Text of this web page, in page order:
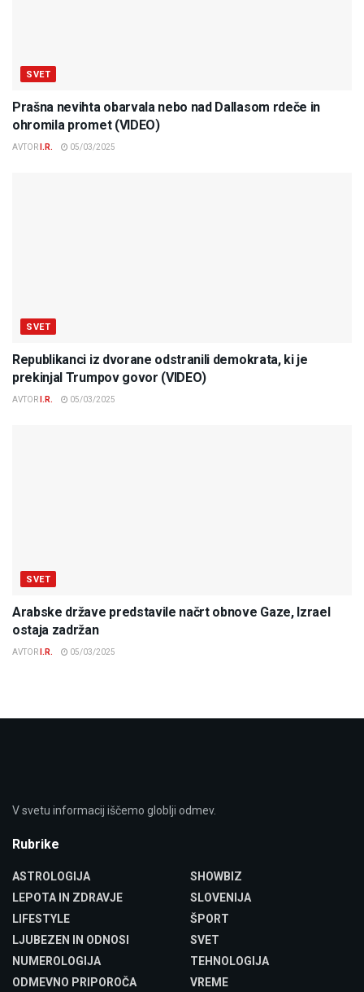
SVET
Prašna nevihta obarvala nebo nad Dallasom rdeče in
ohromila promet (VIDEO)
AVTOR I.R. 05/03/2025
SVET
Republikanci iz dvorane odstranili demokrata, ki je
prekinjal Trumpov govor (VIDEO)
AVTOR I.R. 05/03/2025
SVET
Arabske države predstavile načrt obnove Gaze, Izrael
ostaja zadržan
AVTOR I.R. 05/03/2025
V svetu informacij iščemo globlji odmev.
Rubrike
ASTROLOGIJA
LEPOTA IN ZDRAVJE
LIFESTYLE
LJUBEZEN IN ODNOSI
NUMEROLOGIJA
ODMEVNO PRIPOROČA
SHOWBIZ
SLOVENIJA
ŠPORT
SVET
TEHNOLOGIJA
VREME